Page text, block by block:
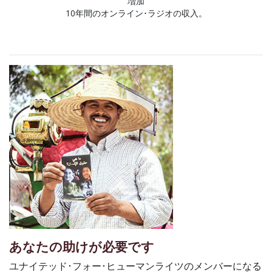
10年間のオンライン･ラジオの収入。
あなたの助けが必要です
ユナイテッド･フォー･ヒューマンライツのメンバーになる